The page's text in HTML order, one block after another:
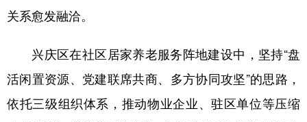
关系愈发融洽。
兴庆区在社区居家养老服务阵地建设中，坚持“盘
活闲置资源、党建联席共商、多方协同攻坚”的思路，
依托三级组织体系，推动物业企业、驻区单位等压缩